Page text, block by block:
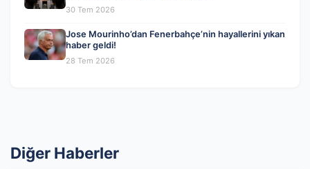
30 Tem 2026
Jose Mourinho’dan Fenerbahçe’nin hayallerini yıkan
haber geldi!
28 Tem 2026
Diğer Haberler